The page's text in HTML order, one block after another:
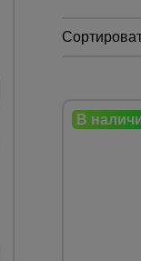
подъемники
оборудование
для
для работы с
для бетонных